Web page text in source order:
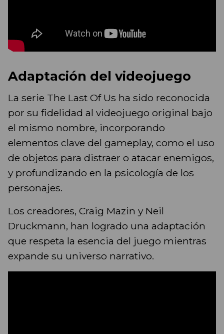
Adaptación del videojuego
La serie ​The Last Of Us ha sido reconocida
por su fidelidad al videojuego original bajo
el mismo nombre, incorporando
elementos clave del gameplay, como el uso
de objetos para distraer o atacar enemigos,
y profundizando en la psicología de los
personajes.
Los creadores, Craig Mazin y Neil
Druckmann, han logrado una adaptación
que respeta la esencia del juego mientras
expande su universo narrativo.